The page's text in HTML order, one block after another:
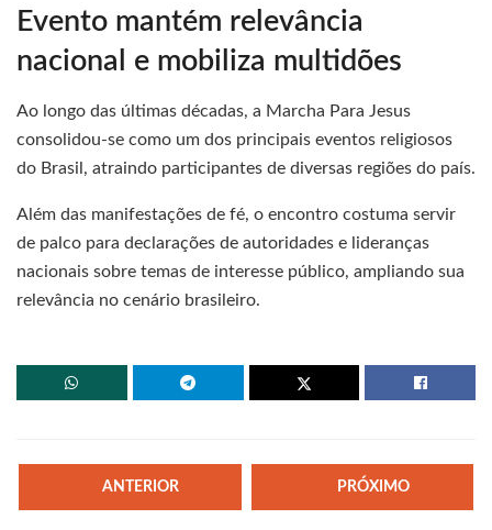
Evento mantém relevância
nacional e mobiliza multidões
Ao longo das últimas décadas, a Marcha Para Jesus
consolidou-se como um dos principais eventos religiosos
do Brasil, atraindo participantes de diversas regiões do país.
Além das manifestações de fé, o encontro costuma servir
de palco para declarações de autoridades e lideranças
nacionais sobre temas de interesse público, ampliando sua
relevância no cenário brasileiro.
ANTERIOR PRÓXIMO